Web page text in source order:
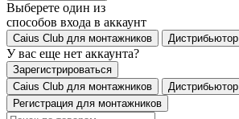
Выберете один из
способов входа в аккаунт
Caius Club для монтажников Дистрибьютор
У вас еще нет аккаунта?
Зарегистрироваться
Caius Club для монтажников
Дистрибьютор
Регистрация для монтажников